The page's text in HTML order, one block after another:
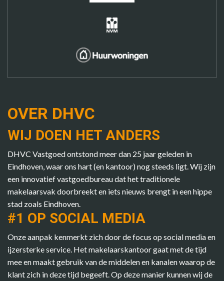
OVER DHVC
WIJ DOEN HET ANDERS
DHVC Vastgoed ontstond meer dan 25 jaar geleden in
Eindhoven, waar ons hart (en kantoor) nog steeds ligt. Wij zijn
een innovatief vastgoedbureau dat het traditionele
makelaarsvak doorbreekt en iets nieuws brengt in een hippe
stad zoals Eindhoven.
#1 OP SOCIAL MEDIA
Onze aanpak kenmerkt zich door de focus op social media en
ijzersterke service. Het makelaarskantoor gaat met de tijd
mee en maakt gebruik van de middelen en kanalen waarop de
klant zich in deze tijd begeeft. Op deze manier kunnen wij de